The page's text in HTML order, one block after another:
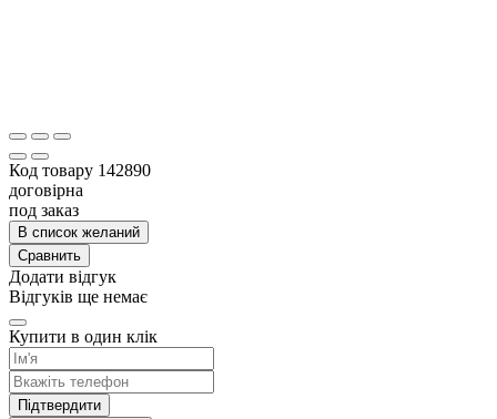
Код товару 142890
договірна
под заказ
В список желаний
Сравнить
Додати відгук
Відгуків ще немає
Купити в один клік
Підтвердити